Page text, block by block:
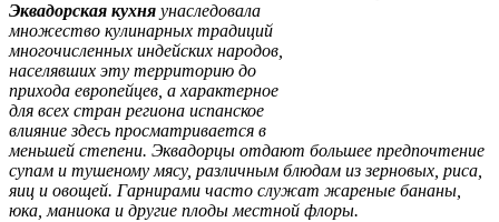
Эквадорская кухня унаследовала
множество кулинарных традиций
многочисленных индейских народов,
населявших эту территорию до
прихода европейцев, а характерное
для всех стран региона испанское
влияние здесь просматривается в
меньшей степени. Эквадорцы отдают большее предпочтение
супам и тушеному мясу, различным блюдам из зерновых, риса,
яиц и овощей. Гарнирами часто служат жареные бананы,
юка, маниока и другие плоды местной флоры.